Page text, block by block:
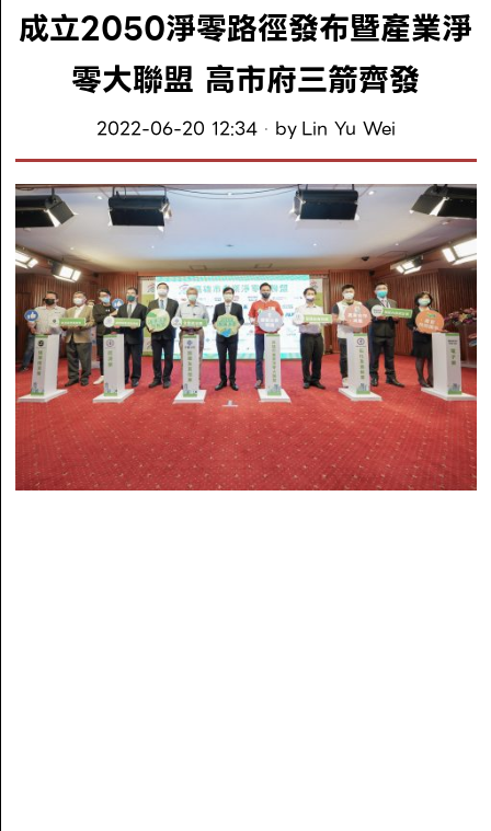
成立2050淨零路徑發布暨產業淨
零大聯盟 高市府三箭齊發
2022-06-20 12:34 by Lin Yu Wei